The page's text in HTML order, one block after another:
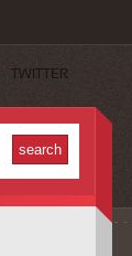
TWITTER